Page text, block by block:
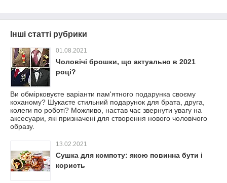
Інші статті рубрики
01.08.2021
Чоловічі брошки, що актуально в 2021
році?
Ви обмірковуєте варіанти пам'ятного подарунка своєму
коханому? Шукаєте стильний подарунок для брата, друга,
колеги по роботі? Можливо, настав час звернути увагу на
аксесуари, які призначені для створення нового чоловічого
образу.
13.02.2021
Сушка для компоту: якою повинна бути і
користь